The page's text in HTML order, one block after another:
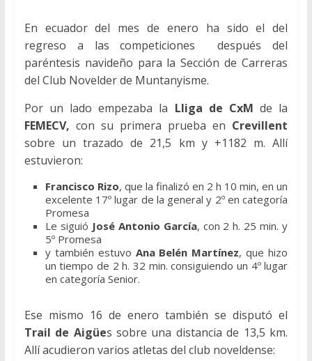
En ecuador del mes de enero ha sido el del
regreso a las competiciones después del
paréntesis navideño para la Sección de Carreras
del Club Novelder de Muntanyisme.
Por un lado empezaba la Lliga de CxM de la
FEMECV, con su primera prueba en Crevillent
sobre un trazado de 21,5 km y +1182 m. Allí
estuvieron:
Francisco Rizo, que la finalizó en 2 h 10 min, en un
excelente 17º lugar de la general y 2º en categoría
Promesa
Le siguió José Antonio García, con 2 h. 25 min. y
5º Promesa
y también estuvo Ana Belén Martínez, que hizo
un tiempo de 2 h. 32 min. consiguiendo un 4º lugar
en categoría Senior.
Ese mismo 16 de enero también se disputó el
Trail de Aigües sobre una distancia de 13,5 km.
Allí acudieron varios atletas del club noveldense: